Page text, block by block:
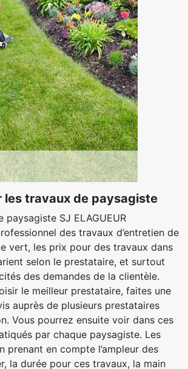
les travaux de paysagiste
paysagiste SJ ELAGUEUR
des travaux d’entretien de
vert, les prix pour des travaux dans
selon le prestataire, et surtout
des demandes de la clientèle.
le meilleur prestataire, faites une
auprès de plusieurs prestataires
Vous pourrez ensuite voir dans ces
par chaque paysagiste. Les
prenant en compte l’ampleur des
la durée pour ces travaux, la main